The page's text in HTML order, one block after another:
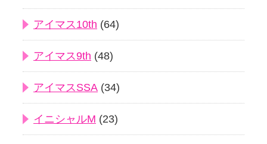
アイマス10th (64)
アイマス9th (48)
アイマスSSA (34)
イニシャルM (23)